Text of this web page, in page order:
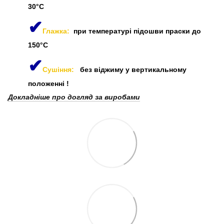
30°C
✔Глажка: при температурі підошви праски до
150°C
✔Сушіння:
без віджиму у вертикальному
положенні !
Докладніше про догляд за виробами